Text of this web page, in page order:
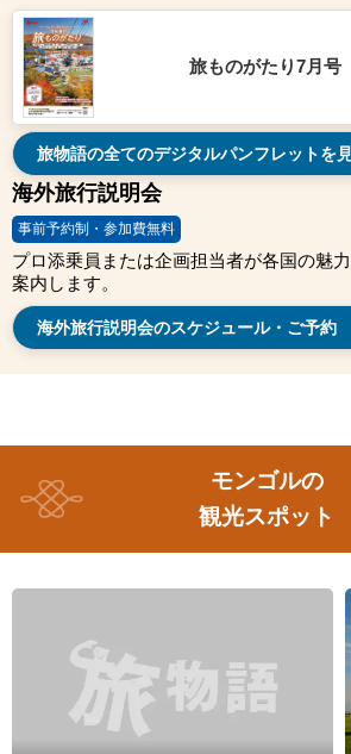
旅ものがたり7月号
旅物語の全てのデジタルパンフレットを
海外旅行説明会
事前予約制・参加費無料
プロ添乗員または企画担当者が各国の魅
案内します。
海外旅行説明会のスケジュール・ご予約
の
観光スポット